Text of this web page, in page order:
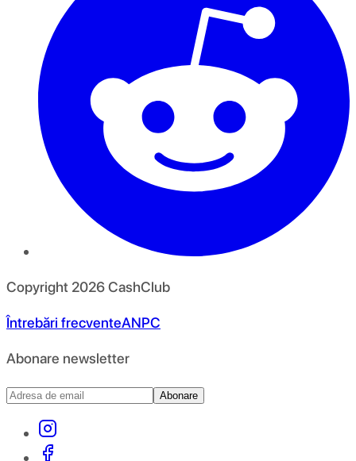
Copyright 2026CashClub
Întrebări frecventeANPC
Abonare newsletter
Abonare